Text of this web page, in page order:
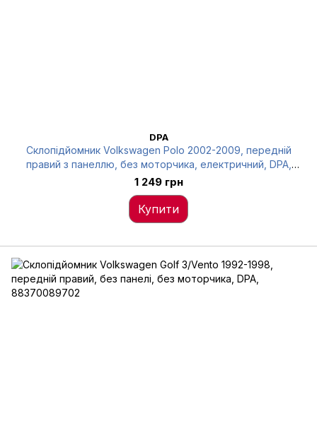
DPA
Склопідйомник Volkswagen Polo 2002-2009, передній
правий з панеллю, без моторчика, електричний, DPA,
88370138902
1 249 грн
Купити